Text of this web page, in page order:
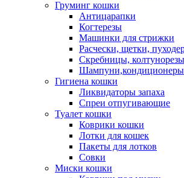
Груминг кошки
Антицарапки
Когтерезы
Машинки для стрижки
Расчески, щетки,
Скребницы, колтунорезы
Шампуни,кондиционеры
Гигиена кошки
Ликвидаторы запаха
Спреи отпугивающие
Туалет кошки
Коврики кошки
Лотки для кошек
Пакеты для лотков
Совки
Миски кошки